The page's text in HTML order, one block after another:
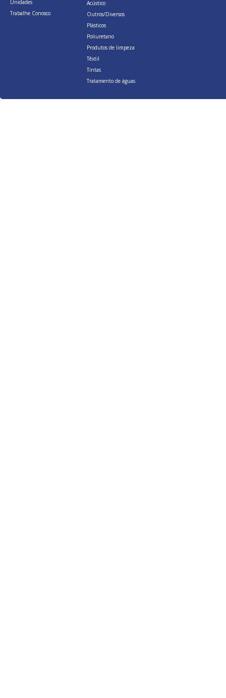
Unidades
Trabalhe Conosco
Acústico
Outros/Diversos
Plásticos
Poliuretano
Produtos de limpeza
Têxtil
Tintas
Tratamento de águas